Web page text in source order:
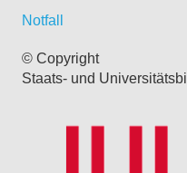
Notfall
© Copyright
Staats- und